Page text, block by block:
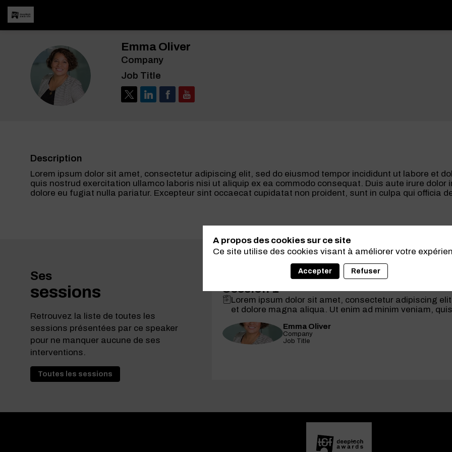
EO
Emma Oliver
Company
Job Title
Description
Lorem ipsum dolor sit amet, consectetur adipiscing elit, sed do eiusmod tempor incididunt ut labore et
quis nostrud exercitation ullamco laboris nisi ut aliquip ex ea commodo consequat. Duis aute irure dolor
dolore eu fugiat nulla pariatur. Excepteur sint occaecat cupidatat non proident, sunt in culpa qui officia
Ses
sessions
Retrouvez la liste de toutes les
sessions présentées par ce speaker
pour ne manquer aucune de ses
interventions.
Toutes les sessions
Session 1
Lorem ipsum dolor sit amet, consectetur adipiscing
et dolore magna aliqua. Ut enim ad minim veniam,
EO
Emma Oliver
Company
Job Title
A propos des cookies sur ce site
Ce site utilise des cookies visant à améliorer votre
Accepter Refuser